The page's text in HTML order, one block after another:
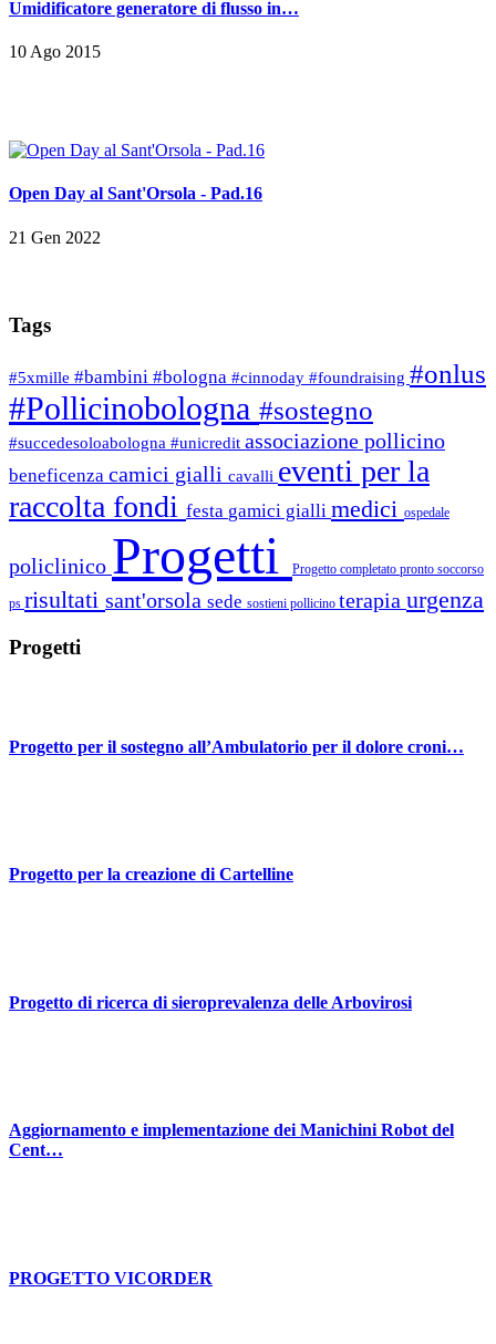
Umidificatore generatore di flusso in…
10 Ago 2015
Open Day al Sant'Orsola - Pad.16
21 Gen 2022
Tags
#5xmille #bambini #bologna #cinnoday #foundraising #onlus
#Pollicinobologna #sostegno
#succedesoloabologna #unicredit associazione pollicino
beneficenza camici gialli cavalli eventi per la
raccolta fondi festa gamici gialli medici ospedale
policlinico Progetti Progetto completato pronto soccorso
ps risultati sant'orsola sede sostieni pollicino terapia urgenza
Progetti
Progetto per il sostegno all’Ambulatorio per il dolore croni…
Progetto per la creazione di Cartelline
Progetto di ricerca di sieroprevalenza delle Arbovirosi
Aggiornamento e implementazione dei Manichini Robot del
Cent…
PROGETTO VICORDER